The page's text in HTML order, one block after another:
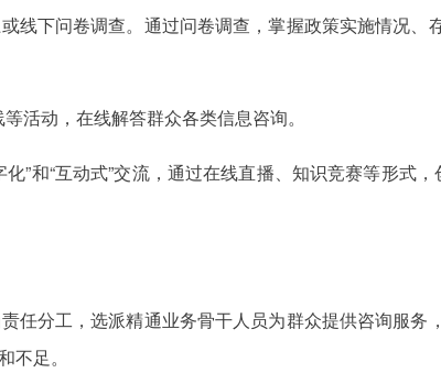
线下问卷调查。通过问卷调查，掌握政策实施情况、
活动，在线解答群众各类信息咨询。
”和“互动式”交流，通过在线直播、知识竞赛等形式
任分工，选派精通业务骨干人员为群众提供咨询服务
足。